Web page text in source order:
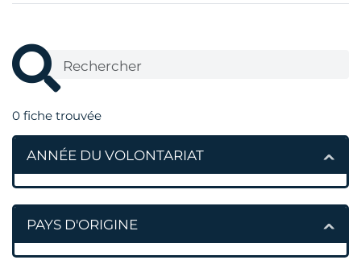
0 fiche trouvée
ANNÉE DU VOLONTARIAT
PAYS D'ORIGINE